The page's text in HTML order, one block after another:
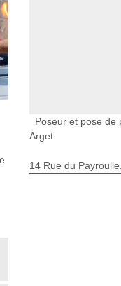
Poseur et pose de
Arget
14 Rue du